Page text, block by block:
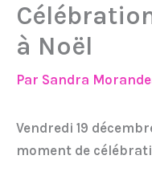
à Noël
Par Sandra
Vendredi 19
moment de